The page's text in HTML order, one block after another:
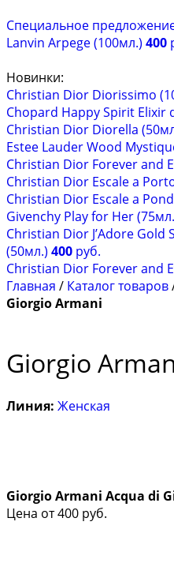
Специальное
Lanvin Arpege (100мл.) 400
Новинки:
Christian Dior Diorissimo
Chopard Happy Spirit Elixir
Christian Dior Diorella
Estee Lauder Wood
Christian Dior Forever and
Christian Dior Escale a
Christian Dior Escale a
Givenchy Play for Her
Christian Dior J’Adore
(50мл.) 400 руб.
Christian Dior Forever and
Главная / Каталог товаров
Giorgio Armani
Giorgio
Линия: Женская
Giorgio Armani Acqua di
Цена от400 руб.